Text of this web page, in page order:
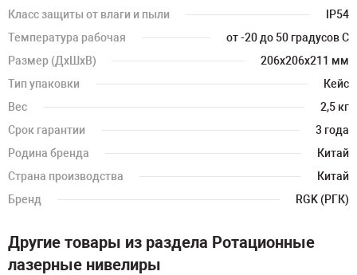
Класс защиты от влаги и пыли
IP54
Температура рабочая
от -20 до 50 градусов С
Размер (ДхШхВ)
206х206х211 мм
Тип упаковки
Кейс
Вес
2,5 кг
Срок гарантии
3 года
Родина бренда
Китай
Страна производства
Китай
Бренд
RGK (РГК)
Другие товары из раздела Ротационные
лазерные нивелиры